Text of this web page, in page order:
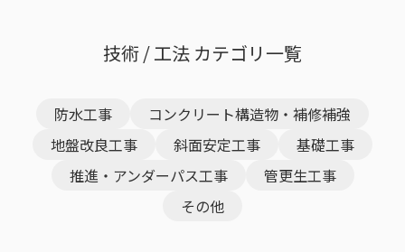
技術 / 工法 カテゴリ一覧
防水工事
コンクリート構造物・補修補強
地盤改良工事
斜面安定工事
基礎工事
推進・アンダーパス工事
管更生工事
その他